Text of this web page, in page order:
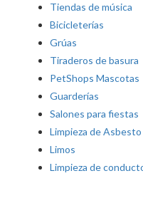
Tiendas de música
Bicicleterías
Grúas
Tiraderos de basura
PetShops Mascotas
Guarderías
Salones para fiestas
Limpieza de Asbesto
Limos
Limpieza de